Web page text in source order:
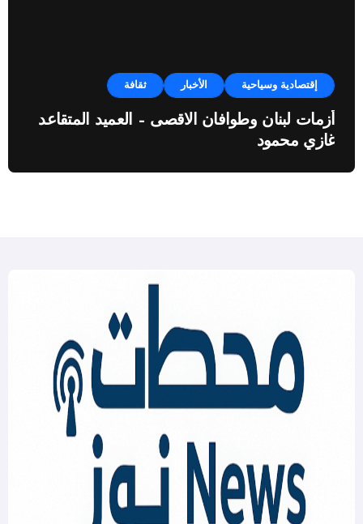
إقتصادية وسياحية الأخبار ثقافة
أزمات لبنان وطوافان الاقصى – العميد المتقاعد
غازي محمود